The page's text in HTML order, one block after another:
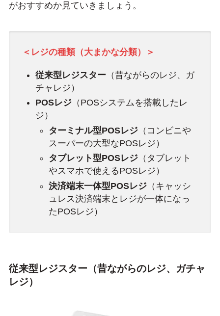
がおすすめか見ていきましょう。
＜レジの種類（大まかな分類）＞
従来型レジスター（昔ながらのレジ、ガ
チャレジ）
POSレジ（POSシステムを搭載したレ
ジ）
ターミナル型POSレジ（コンビニや
スーパーの大型なPOSレジ）
タブレット型POSレジ（タブレット
やスマホで使えるPOSレジ）
決済端末一体型POSレジ（キャッシ
ュレス決済端末とレジが一体になっ
たPOSレジ）
従来型レジスター（昔ながらのレジ、ガチャ
レジ）